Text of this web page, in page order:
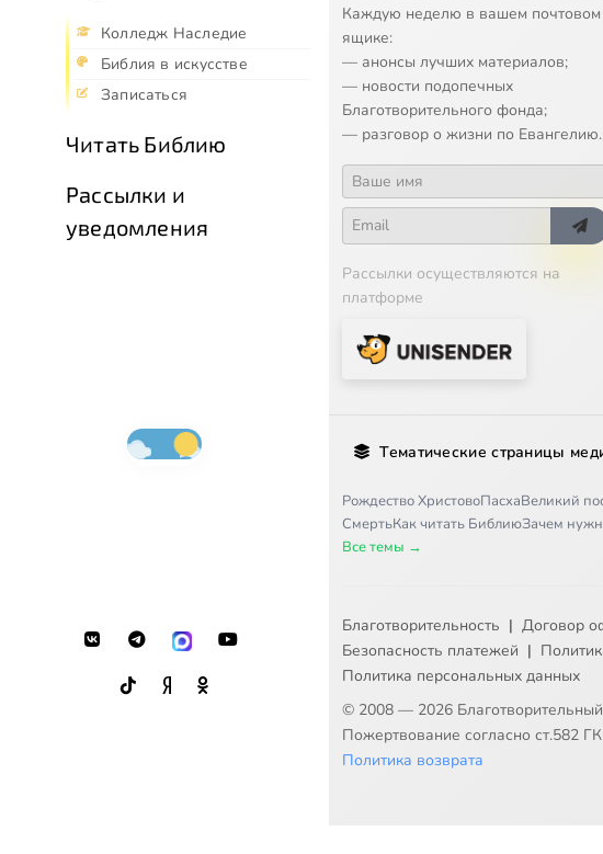
Колледж Наследие
Библия в искусстве
Записаться
Читать Библию
Рассылки и
уведомления
Каждую неделю в вашем почтовом
ящике:
— анонсы лучших материалов;
— новости подопечных
Благотворительного фонда;
— разговор о жизни по Евангелию.
Рассылки осуществляются на
платформе
Тематические страницы
Рождество ХристовоПасхаВеликий
СмертьКак читать БиблиюЗачем
Все темы →
Благотворительность | Договор
Безопасность платежей |
Политика персональных данных
© 2008 — 2026
Пожертвование согласно ст.582
Политика возврата